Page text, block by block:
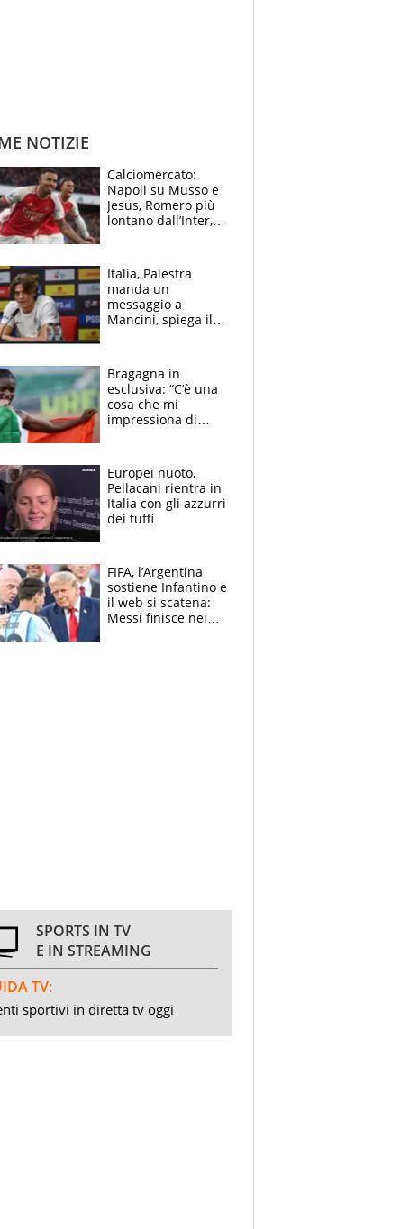
NOTIZIE
Calciomercato:
Napoli su Musso e
Jesus, Romero più
lontano dall’Inter,
tabellone
Italia, Palestra
manda un
messaggio a
Mancini, spiega il
l'alleanza con
Donnarumma
Bragagna in
esclusiva: “C’è una
cosa che mi
impressiona di
E svela la sorpresa
agli Europei
Europei nuoto,
Pellacani rientra in
Italia con gli azzurri
dei tuffi
FIFA, l’Argentina
sostiene Infantino e
il web si scatena:
Messi finisce nei
SPORTS IN TV
E IN STREAMING
TV:
sportivi in diretta tv oggi